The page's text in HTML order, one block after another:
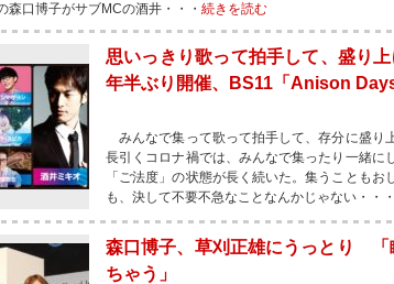
森口博子がサブMCの酒井・・・ 続きを読む
思いっきり歌って拍手して、盛り
年半ぶり開催、BS11「Anison
みんなで集って歌って拍手して、存分に盛り
長引くコロナ禍では、みんなで集ったり一緒に
「ご法度」の状態が長く続いた。集うこともお
も、決して不要不急なことなんかじゃない・・・
森口博子、草刈正雄にうっとり 「
ちゃう」